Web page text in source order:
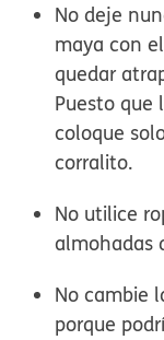
No deje
maya con
quedar
Puesto que
coloque
corralito.
No utilice
almohadas
No cambie
porque